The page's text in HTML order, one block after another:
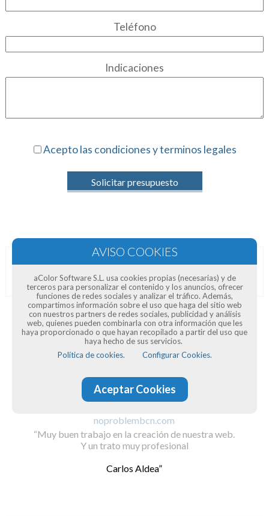
Teléfono
Indicaciones
Acepto las condiciones y terminos legales
Solicitar presupuesto
Opiniones de clientes
noproblembcn.com
Muy buen trabajo en la creación de nuestra web.
Y un trato muy profesional
Carlos Aldea
aColor Software S.L. usa cookies propias (necesarias) y de
terceros para personalizar el contenido y los anuncios, ofrecer
funciones de redes sociales y analizar el tráfico. Además,
compartimos información sobre el uso que haga del sitio web
con nuestros partners de redes sociales, publicidad y análisis
web, quienes pueden combinarla con otra información que les
haya proporcionado o que hayan recopilado a partir del uso que
haya hecho de sus servicios.
Política de cookies.
Configurar Cookies.
Aceptar Cookies